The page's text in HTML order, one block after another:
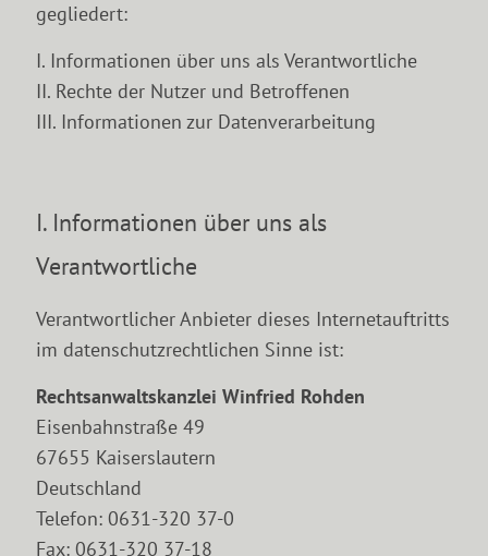
gegliedert:
I. Informationen über uns als Verantwortliche
II. Rechte der Nutzer und Betroffenen
III. Informationen zur Datenverarbeitung
I. Informationen über uns als
Verantwortliche
Verantwortlicher Anbieter dieses Internetauftritts
im datenschutzrechtlichen Sinne ist:
Rechtsanwaltskanzlei Winfried Rohden
Eisenbahnstraße 49
67655 Kaiserslautern
Deutschland
Telefon: 0631-320 37-0
Fax: 0631-320 37-18